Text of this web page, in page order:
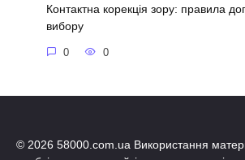
Контактна корекція зору: правила
вибору
0 0
© 2026 58000.com.ua Використання